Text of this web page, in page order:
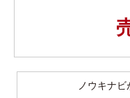
ノウキナビ